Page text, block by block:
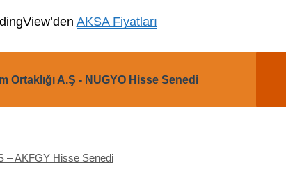
AKSA Fiyatları
Ortaklığı A.Ş - NUGYO Hisse Senedi
– AKFGY Hisse Senedi